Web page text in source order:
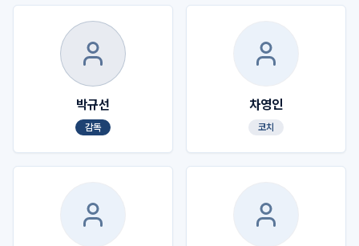
박규선
감독
차영인
코치